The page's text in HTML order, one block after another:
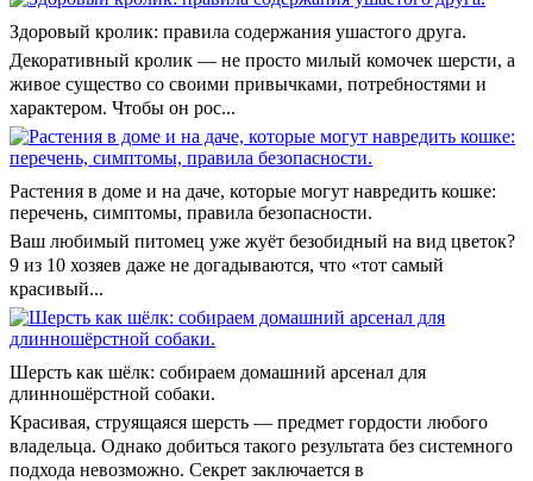
Здоровый кролик: правила содержания ушастого друга.
Декоративный кролик — не просто милый комочек шерсти, а
живое существо со своими привычками, потребностями и
характером. Чтобы он рос...
Растения в доме и на даче, которые могут навредить кошке:
перечень, симптомы, правила безопасности.
Ваш любимый питомец уже жуёт безобидный на вид цветок?
9 из 10 хозяев даже не догадываются, что «тот самый
красивый...
Шерсть как шёлк: собираем домашний арсенал для
длинношёрстной собаки.
Красивая, струящаяся шерсть — предмет гордости любого
владельца. Однако добиться такого результата без системного
подхода невозможно. Секрет заключается в